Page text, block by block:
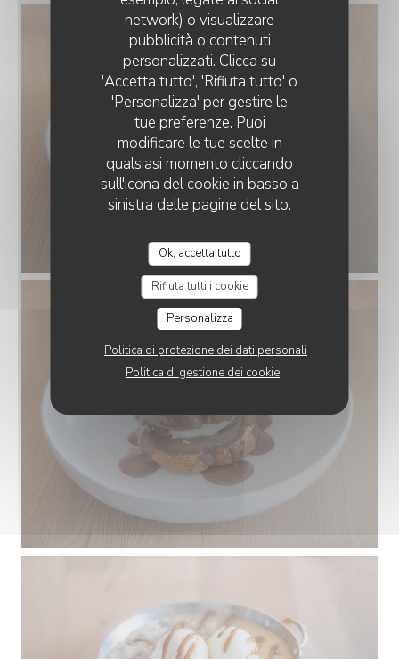
network) o visualizzare
pubblicità o contenuti
personalizzati. Clicca su
'Accetta tutto', 'Rifiuta tutto' o
'Personalizza' per gestire le
tue preferenze. Puoi
modificare le tue scelte in
qualsiasi momento cliccando
sull'icona del cookie in basso a
sinistra delle pagine del sito.
Ok, accetta tutto
Rifiuta tutti i cookie
Personalizza
Politica di protezione dei dati personali
Politica di gestione dei cookie
CAFÉ CÉSAR